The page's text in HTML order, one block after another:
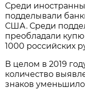
Среди
подделывали
США. Среди
преобладали
1000 российских
В целом в 2019
количество
знаков